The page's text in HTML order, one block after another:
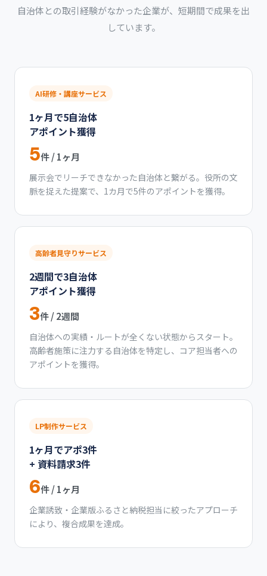
自治体との取引経験がなかった企業が、短期間で成果を出
しています。
AI研修・講座サービス
1ヶ月で5自治体
アポイント獲得
5件 / 1ヶ月
展示会でリーチできなかった自治体と繋がる。役所の文
脈を捉えた提案で、1カ月で5件のアポイントを獲得。
高齢者見守りサービス
2週間で3自治体
アポイント獲得
3件 / 2週間
自治体への実績・ルートが全くない状態からスタート。
高齢者施策に注力する自治体を特定し、コア担当者への
アポイントを獲得。
LP制作サービス
1ヶ月でアポ3件
+ 資料請求3件
6件 / 1ヶ月
企業誘致・企業版ふるさと納税担当に絞ったアプローチ
により、複合成果を達成。